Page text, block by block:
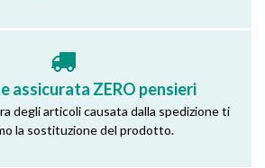
assicurata ZERO pensieri
degli articoli causata dalla spedizione ti
la sostituzione del prodotto.